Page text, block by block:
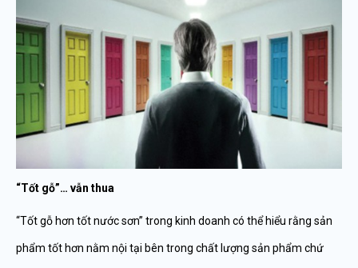
“Tốt gỗ”… vẫn thua
“Tốt gỗ hơn tốt nước sơn” trong kinh doanh có thể hiểu rằng sản
phẩm tốt hơn nằm nội tại bên trong chất lượng sản phẩm chứ